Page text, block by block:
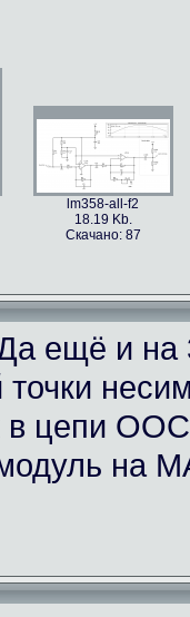
lm358-all-f2
18.19 Kb.
Скачано: 87
ещё и на
в цепи
на